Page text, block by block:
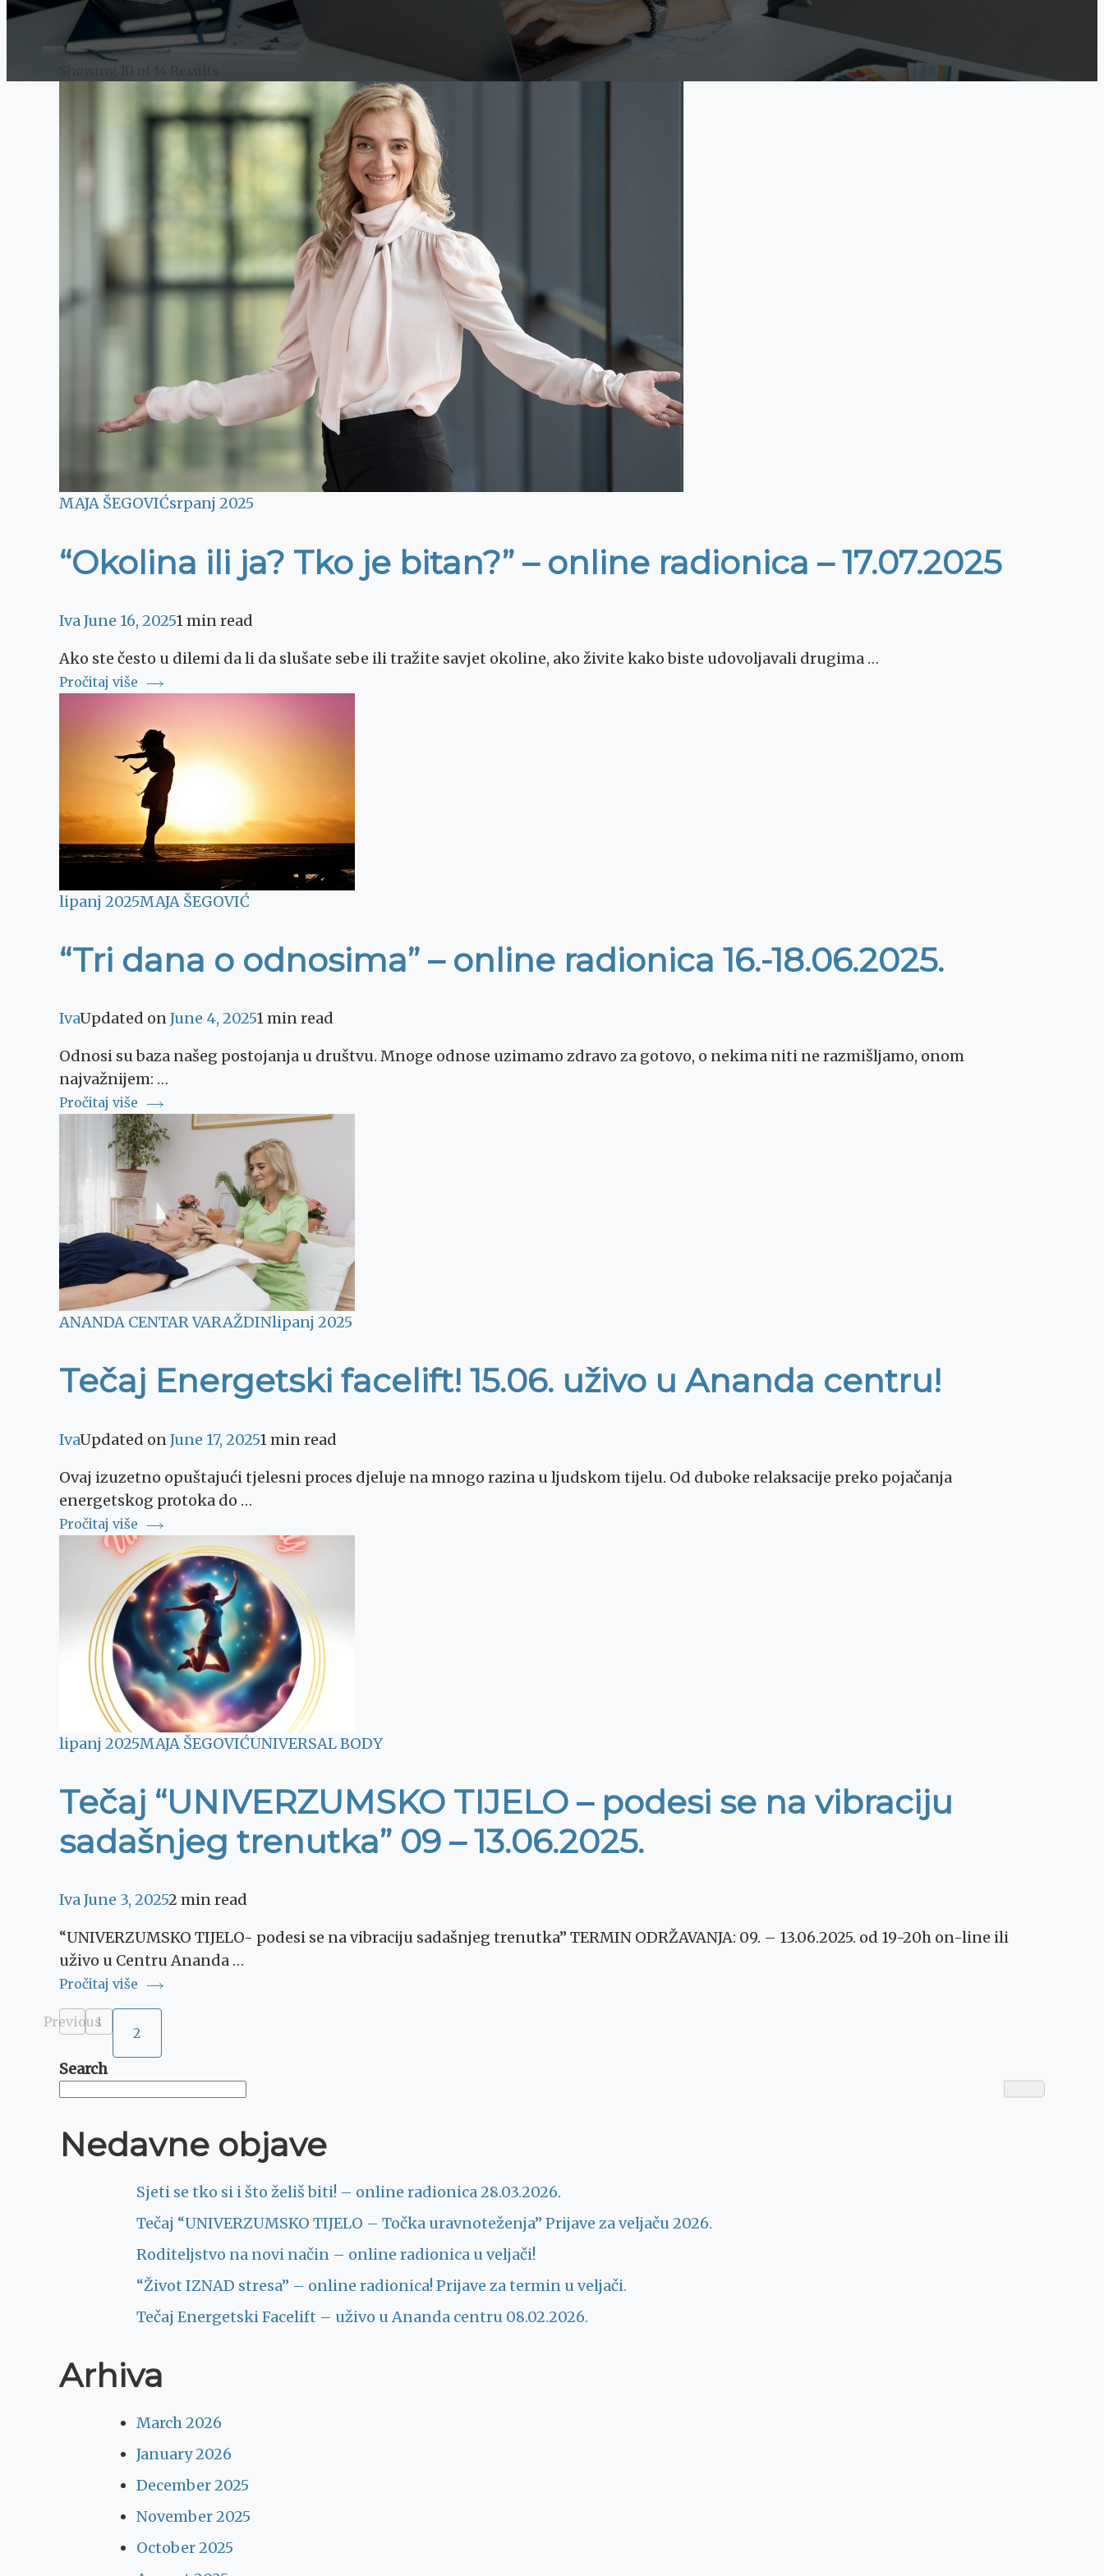
MAJA ŠEGOVIĆsrpanj 2025
“Okolina ili ja? Tko je bitan?” – online radionica – 17.07.2025
IvaJune 16, 20251 min read
Ako ste često u dilemi da li da slušate sebe ili tražite savjet okoline, ako živite kako biste udovoljavali drugima …
Pročitaj više
lipanj 2025MAJA ŠEGOVIĆ
“Tri dana o odnosima” – online radionica 16.-18.06.2025.
IvaUpdated onJune 4, 20251 min read
Odnosi su baza našeg postojanja u društvu. Mnoge odnose uzimamo zdravo za gotovo, o nekima niti ne razmišljamo, onom
najvažnijem: …
Pročitaj više
ANANDA CENTAR VARAŽDINlipanj 2025
Tečaj Energetski facelift! 15.06. uživo u Ananda centru!
IvaUpdated on June 17, 20251 min read
Ovaj izuzetno opuštajući tjelesni proces djeluje na mnogo razina u ljudskom tijelu. Od duboke relaksacije preko pojačanja
energetskog protoka do …
Pročitaj više
lipanj 2025MAJA ŠEGOVIĆUNIVERSAL BODY
Tečaj “UNIVERZUMSKO TIJELO – podesi se na vibraciju
sadašnjeg trenutka” 09 – 13.06.2025.
IvaJune 3, 20252 min read
“UNIVERZUMSKO TIJELO- podesi se na vibraciju sadašnjeg trenutka” TERMIN ODRŽAVANJA: 09. – 13.06.2025. od 19-20h on-line ili
uživo u Centru Ananda …
Pročitaj više
Posts
pagination
PreviousPage
1
Page
2
Search
Nedavne objave
Sjeti se tko si i što želiš biti! – online radionica 28.03.2026.
Tečaj “UNIVERZUMSKO TIJELO – Točka uravnoteženja” Prijave za veljaču 2026.
Roditeljstvo na novi način – online radionica u veljači!
“Život IZNAD stresa” – online radionica! Prijave za termin u veljači.
Tečaj Energetski Facelift – uživo u Ananda centru 08.02.2026.
Arhiva
March 2026
January 2026
December 2025
November 2025
October 2025